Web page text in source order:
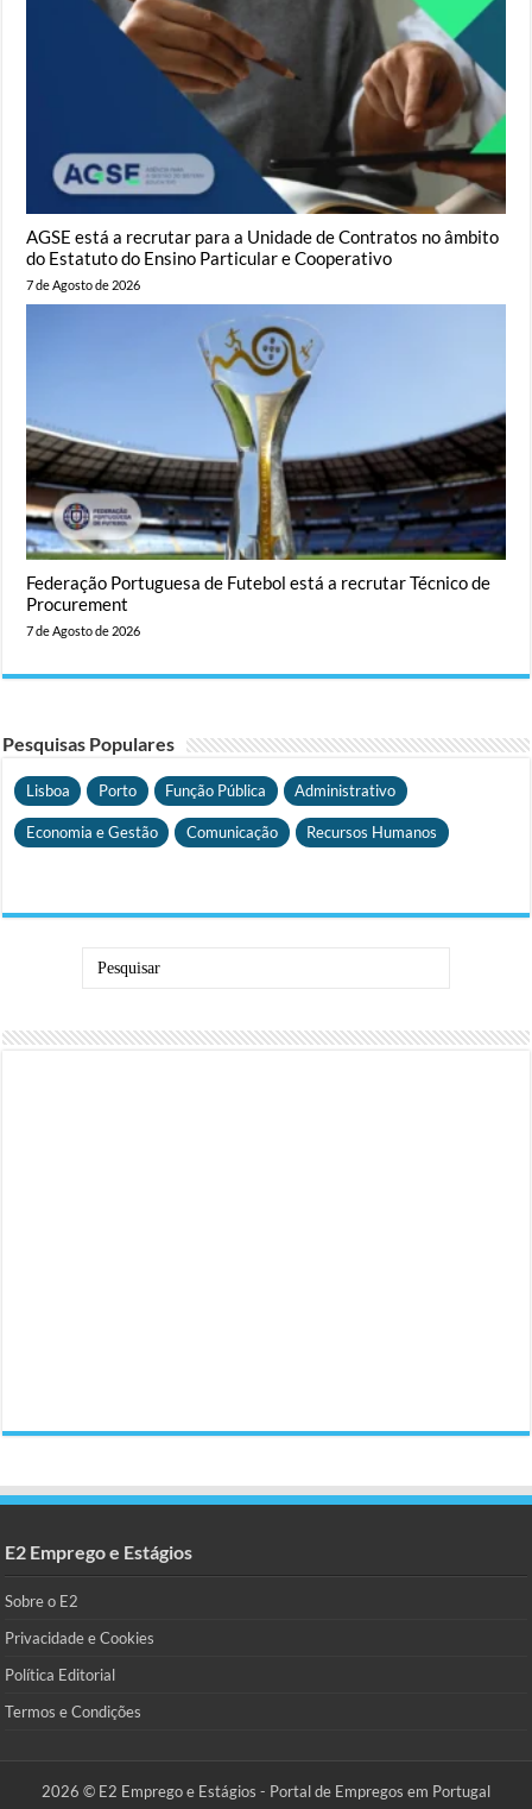
AGSE está a recrutar para a Unidade de Contratos no âmbito
do Estatuto do Ensino Particular e Cooperativo
7 de Agosto de 2026
Federação Portuguesa de Futebol está a recrutar Técnico de
Procurement
7 de Agosto de 2026
Pesquisas Populares
Lisboa Porto Função Pública Administrativo
Economia e Gestão Comunicação Recursos Humanos
E2 Emprego e Estágios
Sobre o E2
Privacidade e Cookies
Política Editorial
Termos e Condições
2026 © E2 Emprego e Estágios - Portal de Empregos em Portugal